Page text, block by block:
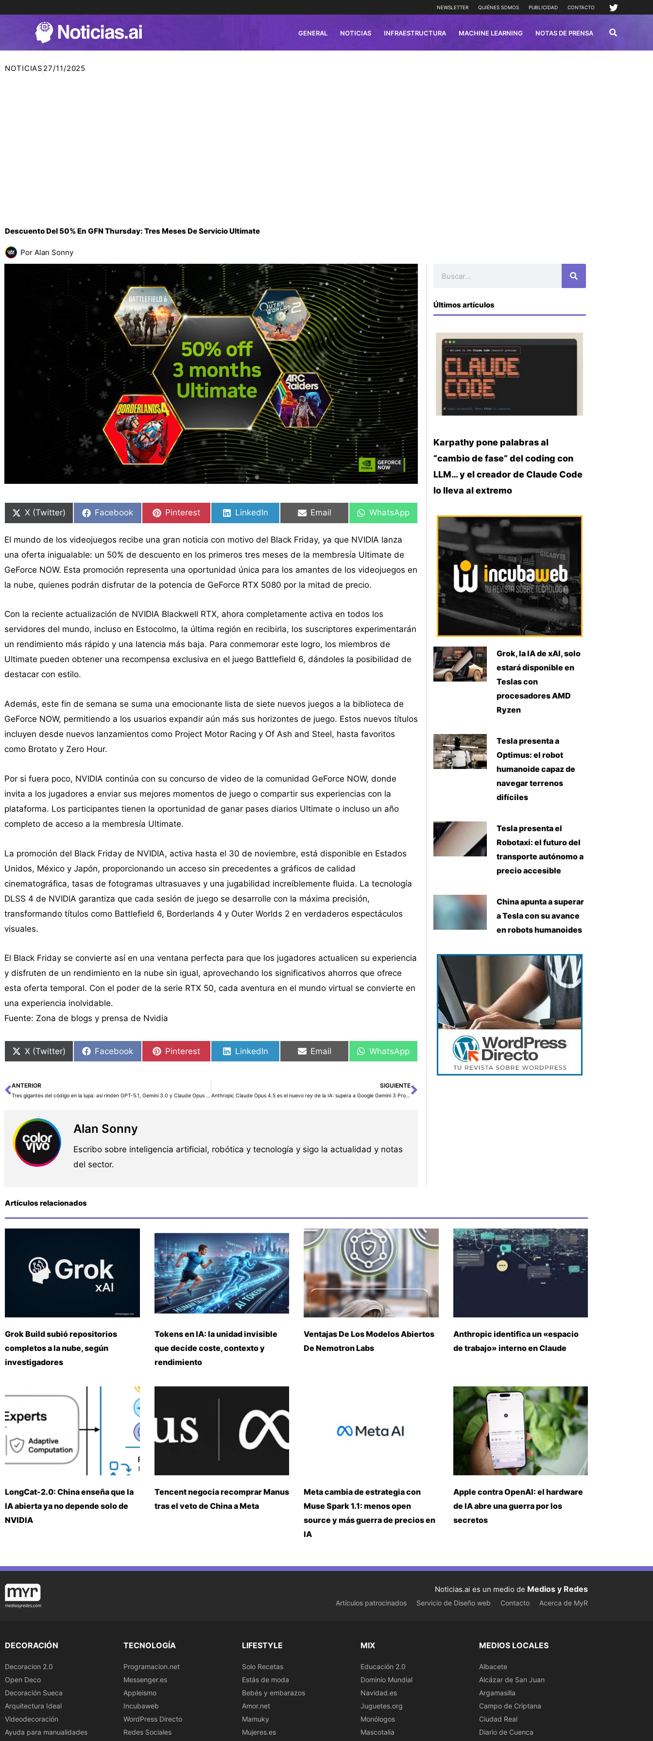
NEWSLETTER QUIÉNES SOMOS PUBLICIDAD CONTACTO
GENERAL NOTICIAS INFRAESTRUCTURA MACHINE LEARNING NOTAS DE PRENSA
NOTICIAS 27/11/2025
Descuento Del 50% En GFN Thursday: Tres Meses De Servicio Ultimate
Por Alan Sonny
en
X (Twitter)
en
Facebook
en
Pinterest
en
LinkedIn
en
Email
en
WhatsApp
El mundo de los videojuegos recibe una gran noticia con motivo del Black Friday, ya que NVIDIA lanza
una oferta inigualable: un 50% de descuento en los primeros tres meses de la membresía Ultimate de
GeForce NOW. Esta promoción representa una oportunidad única para los amantes de los videojuegos en
la nube, quienes podrán disfrutar de la potencia de GeForce RTX 5080 por la mitad de precio.
Con la reciente actualización de NVIDIA Blackwell RTX, ahora completamente activa en todos los
servidores del mundo, incluso en Estocolmo, la última región en recibirla, los suscriptores experimentarán
un rendimiento más rápido y una latencia más baja. Para conmemorar este logro, los miembros de
Ultimate pueden obtener una recompensa exclusiva en el juego Battlefield 6, dándoles la posibilidad de
destacar con estilo.
Además, este fin de semana se suma una emocionante lista de siete nuevos juegos a la biblioteca de
GeForce NOW, permitiendo a los usuarios expandir aún más sus horizontes de juego. Estos nuevos títulos
incluyen desde nuevos lanzamientos como Project Motor Racing y Of Ash and Steel, hasta favoritos
como Brotato y Zero Hour.
Por si fuera poco, NVIDIA continúa con su concurso de video de la comunidad GeForce NOW, donde
invita a los jugadores a enviar sus mejores momentos de juego o compartir sus experiencias con la
plataforma. Los participantes tienen la oportunidad de ganar pases diarios Ultimate o incluso un año
completo de acceso a la membresía Ultimate.
La promoción del Black Friday de NVIDIA, activa hasta el 30 de noviembre, está disponible en Estados
Unidos, México y Japón, proporcionando un acceso sin precedentes a gráficos de calidad
cinematográfica, tasas de fotogramas ultrasuaves y una jugabilidad increíblemente fluida. La tecnología
DLSS 4 de NVIDIA garantiza que cada sesión de juego se desarrolle con la máxima precisión,
transformando títulos como Battlefield 6, Borderlands 4 y Outer Worlds 2 en verdaderos espectáculos
visuales.
El Black Friday se convierte así en una ventana perfecta para que los jugadores actualicen su experiencia
y disfruten de un rendimiento en la nube sin igual, aprovechando los significativos ahorros que ofrece
esta oferta temporal. Con el poder de la serie RTX 50, cada aventura en el mundo virtual se convierte en
una experiencia inolvidable.
Fuente: Zona de blogs y prensa de Nvidia
en
X (Twitter)
en
Facebook
en
Pinterest
en
LinkedIn
en
Email
en
WhatsApp
Ant
ANTERIOR
Tres gigantes del código en la lupa: así rinden GPT-5.1, Gemini 3.0 y Claude Opus 4.5 al programar
SIGUIENTE
Anthropic Claude Opus 4.5 es el nuevo rey de la IA: supera a Google Gemini 3 Pro y OpenAI GPT 5.1Siguiente
Alan Sonny
Escribo sobre inteligencia artificial, robótica y tecnología y sigo la actualidad y notas
del sector.
Últimos artículos
Karpathy pone palabras al
“cambio de fase” del coding con
LLM… y el creador de Claude Code
lo lleva al extremo
Grok, la IA de xAI, solo
estará disponible en
Teslas con
procesadores AMD
Ryzen
Tesla presenta a
Optimus: el robot
humanoide capaz de
navegar terrenos
difíciles
Tesla presenta el
Robotaxi: el futuro del
transporte autónomo a
precio accesible
China apunta a superar
a Tesla con su avance
en robots humanoides
Artículos relacionados
Grok Build subió repositorios
completos a la nube, según
investigadores
Tokens en IA: la unidad invisible
que decide coste, contexto y
rendimiento
Ventajas De Los Modelos Abiertos
De Nemotron Labs
Anthropic identifica un «espacio
de trabajo» interno en Claude
LongCat-2.0: China enseña que la
IA abierta ya no depende solo de
NVIDIA
Tencent negocia recomprar Manus
tras el veto de China a Meta
Meta cambia de estrategia con
Muse Spark 1.1: menos open
source y más guerra de precios en
IA
Apple contra OpenAI: el hardware
de IA abre una guerra por los
secretos
Noticias.ai es un medio de Medios y Redes
Artículos patrocinados Servicio de Diseño web Contacto Acerca de MyR
DECORACIÓN
Decoracion 2.0
Open Deco
Decoración Sueca
Arquitectura Ideal
Videodecoración
Ayuda para manualidades
TECNOLOGÍA
Programacion.net
Messenger.es
Appleismo
Incubaweb
WordPress Directo
Redes Sociales
LIFESTYLE
Solo Recetas
Estás de moda
Bebés y embarazos
Amor.net
Mamuky
Mujeres.es
MIX
Educación 2.0
Dominio Mundial
Navidad.es
Juguetes.org
Monólogos
Mascotalia
MEDIOS LOCALES
Albacete
Alcázar de San Juan
Argamasilla
Campo de Criptana
Ciudad Real
Diario de Cuenca